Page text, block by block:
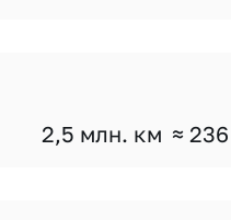
2,5 млн. км ≈